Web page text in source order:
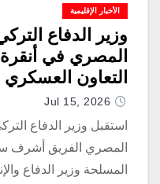
الأخبار الإقليمية
وزير الدفاع
المصري في
التعاون العسكري
Jul 15, 2026
استقبل وزير الدفاع
المصري الفريق أشرف
المسلحة وزير الدفاع